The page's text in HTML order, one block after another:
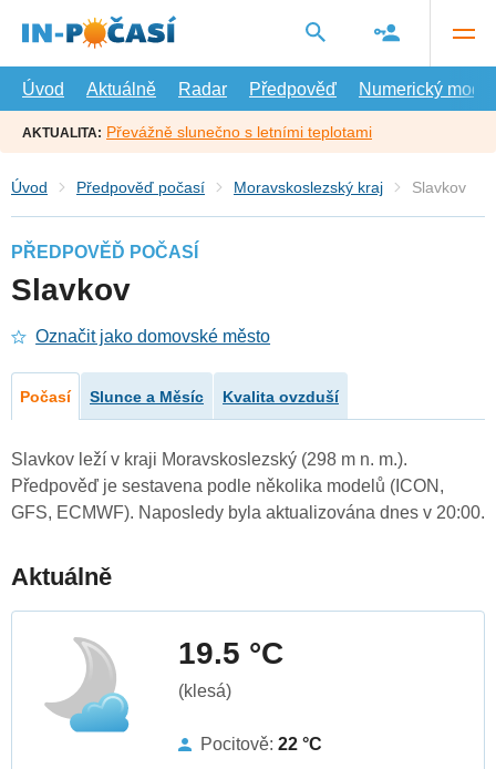
hlavní
Úvod
Aktuálně Radar Předpověď Numerický model
AKTUALITA: Převážně slunečno s letními teplotami
Úvod Předpověď počasí Moravskoslezský kraj Slavkov
PŘEDPOVĚĎ POČASÍ
Slavkov
Označit jako domovské město
Počasí Slunce a Měsíc Kvalita ovzduší
Slavkov leží v kraji Moravskoslezský (298 m n. m.).
Předpověď je sestavena podle několika modelů (ICON,
GFS, ECMWF). Naposledy byla aktualizována dnes v 20:00.
Aktuálně
19.5 °C
(klesá)
Pocitově: 22 °C